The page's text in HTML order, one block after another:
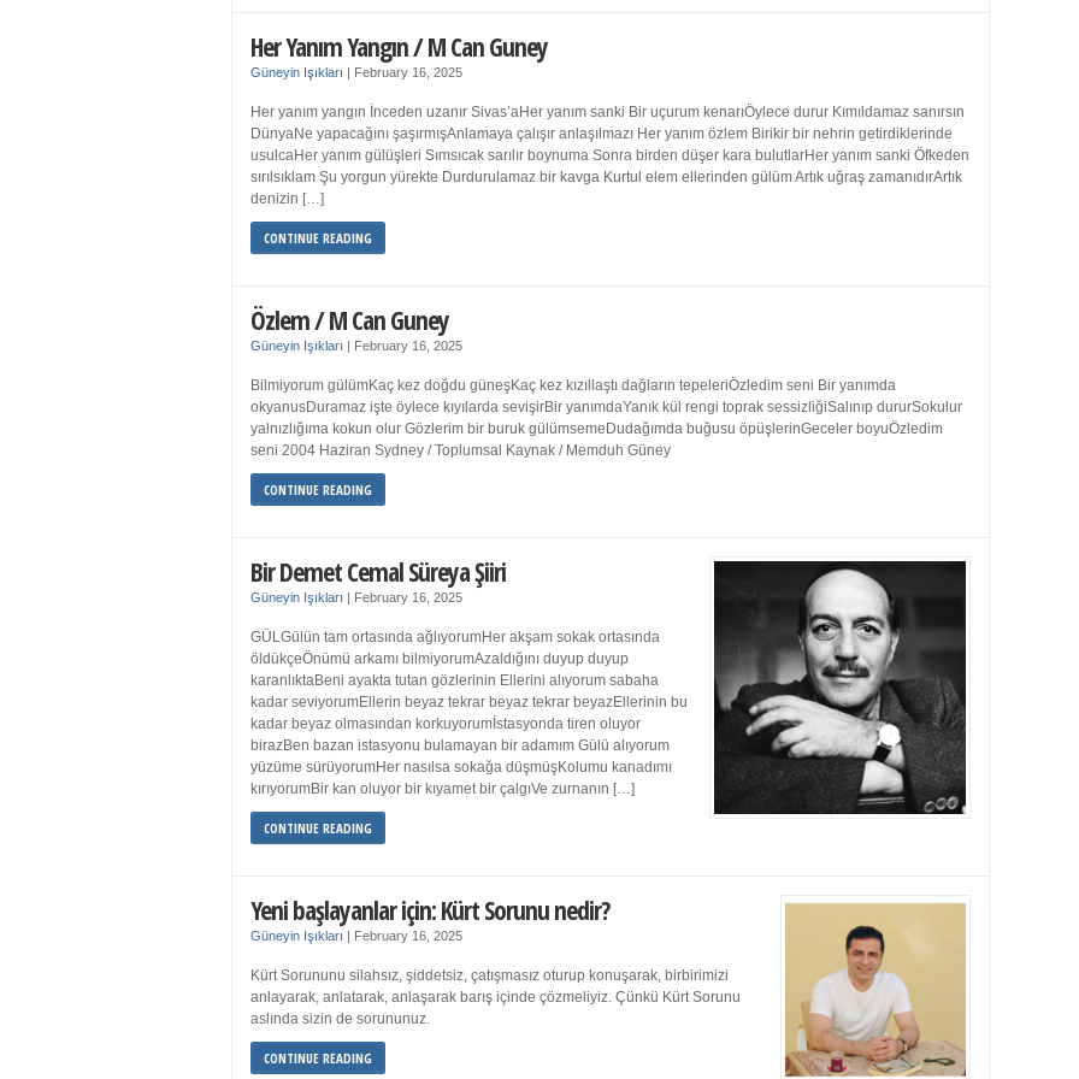
Her Yanım Yangın / M Can Guney
Güneyin Işıkları February 16, 2025
Her yanım yangın İnceden uzanır Sivas’aHer yanım sanki Bir uçurum kenarıÖylece durur Kımıldamaz sanırsın
DünyaNe yapacağını şaşırmışAnlamaya çalışır anlaşılmazı Her yanım özlem Birikir bir nehrin getirdiklerinde
usulcaHer yanım gülüşleri Sımsıcak sarılır boynuma Sonra birden düşer kara bulutlarHer yanım sanki Öfkeden
sırılsıklam Şu yorgun yürekte Durdurulamaz bir kavga Kurtul elem ellerinden gülüm Artık uğraş zamanıdırArtık
denizin […]
CONTINUE READING
Özlem / M Can Guney
Güneyin Işıkları February 16, 2025
Bilmiyorum gülümKaç kez doğdu güneşKaç kez kızıllaştı dağların tepeleriÖzledim seni Bir yanımda
okyanusDuramaz işte öylece kıyılarda sevişirBir yanımdaYanık kül rengi toprak sessizliğiSalınıp dururSokulur
yalnızlığıma kokun olur Gözlerim bir buruk gülümsemeDudağımda buğusu öpüşlerinGeceler boyuÖzledim
seni 2004 Haziran Sydney / Toplumsal Kaynak / Memduh Güney
CONTINUE READING
Bir Demet Cemal Süreya Şiiri
Güneyin Işıkları February 16, 2025
GÜLGülün tam ortasında ağlıyorumHer akşam sokak ortasında
öldükçeÖnümü arkamı bilmiyorumAzaldığını duyup duyup
karanlıktaBeni ayakta tutan gözlerinin Ellerini alıyorum sabaha
kadar seviyorumEllerin beyaz tekrar beyaz tekrar beyazEllerinin bu
kadar beyaz olmasından korkuyorumİstasyonda tiren oluyor
birazBen bazan istasyonu bulamayan bir adamım Gülü alıyorum
yüzüme sürüyorumHer nasılsa sokağa düşmüşKolumu kanadımı
kırıyorumBir kan oluyor bir kıyamet bir çalgıVe zurnanın […]
CONTINUE READING
Yeni başlayanlar için: Kürt Sorunu nedir?
Güneyin Işıkları February 16, 2025
Kürt Sorununu silahsız, şiddetsiz, çatışmasız oturup konuşarak, birbirimizi
anlayarak, anlatarak, anlaşarak barış içinde çözmeliyiz. Çünkü Kürt Sorunu
aslında sizin de sorununuz.
CONTINUE READING